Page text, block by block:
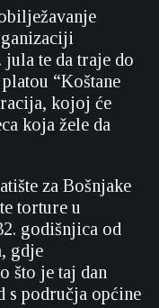
te da traje do
“Koštane
kojoj će
koja žele da
za Bošnjake
torture u
godišnjica od
gdje
što je taj dan
s područja općine